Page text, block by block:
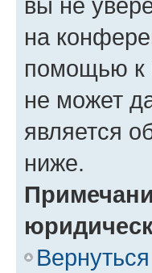
на
помощью к
не может
является
ниже.